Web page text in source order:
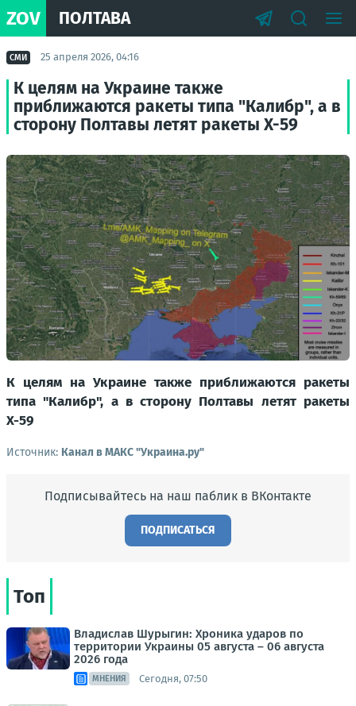
ZOV ПОЛТАВА
СМИ 25 апреля 2026, 04:16
К целям на Украине также
приближаются ракеты типа "Калибр", а в
сторону Полтавы летят ракеты Х-59
К целям на Украине также приближаются ракеты
типа "Калибр", а в сторону Полтавы летят ракеты
Х-59
Источник: Канал в МАКС "Украина.ру"
Подписывайтесь на наш паблик в ВКонтакте
ПОДПИСАТЬСЯ
Топ
Владислав Шурыгин: Хроника ударов по
территории Украины 05 августа – 06 августа
2026 года
МНЕНИЯ Сегодня, 07:50